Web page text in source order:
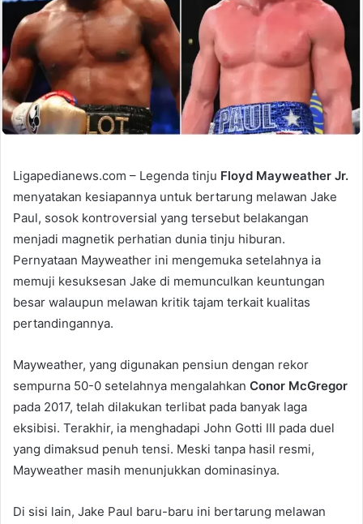
Ligapedianews.com – Legenda tinju Floyd Mayweather Jr.
menyatakan kesiapannya untuk bertarung melawan Jake
Paul, sosok kontroversial yang tersebut belakangan
menjadi magnetik perhatian dunia tinju hiburan.
Pernyataan Mayweather ini mengemuka setelahnya ia
memuji kesuksesan Jake di memunculkan keuntungan
besar walaupun melawan kritik tajam terkait kualitas
pertandingannya.
Mayweather, yang digunakan pensiun dengan rekor
sempurna 50-0 setelahnya mengalahkan Conor McGregor
pada 2017, telah dilakukan terlibat pada banyak laga
eksibisi. Terakhir, ia menghadapi John Gotti III pada duel
yang dimaksud penuh tensi. Meski tanpa hasil resmi,
Mayweather masih menunjukkan dominasinya.
Di sisi lain, Jake Paul baru-baru ini bertarung melawan